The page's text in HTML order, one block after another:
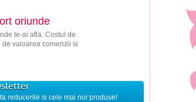
oriunde
te-ai afla. Costul de
valoarea comenzii si
reducerile si cele mai noi produse!